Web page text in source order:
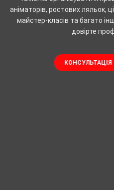
аніматорів, ростових ляльок,
майстер-класів та багато
довірте
КОНСУЛЬТАЦІЯ